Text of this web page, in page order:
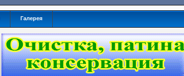
Галерея